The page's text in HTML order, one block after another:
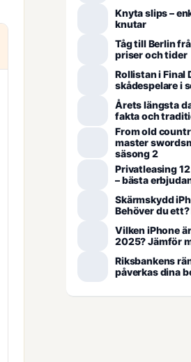
Knyta slips –
knutar
Tåg till Berlin
priser och tider
Rollistan i Final
skådespelare i
Årets längsta
fakta och
From old
master
säsong 2
Privatleasing
– bästa
Skärmskydd
Behöver du
Vilken iPhone
2025? Jämför
Riksbankens
påverkas dina